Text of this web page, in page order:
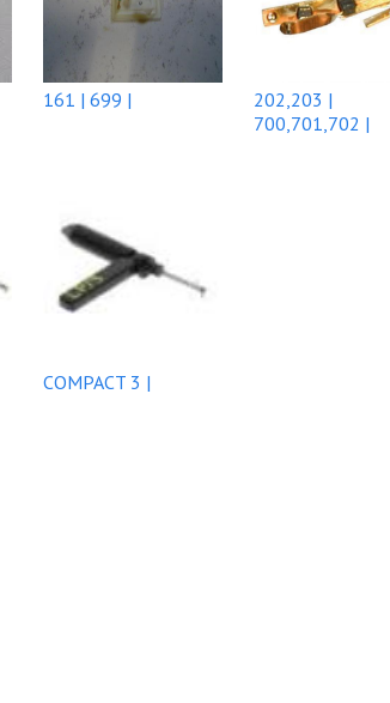
161 | 699 |
202,203 |
700,701,702 |
COMPACT 3 |